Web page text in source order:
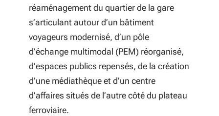
réaménagement du quartier de la gare
s’articulant autour d’un bâtiment
voyageurs modernisé, d’un pôle
d’échange multimodal (PEM) réorganisé,
d’espaces publics repensés, de la création
d’une médiathèque et d’un centre
d’affaires situés de l’autre côté du plateau
ferroviaire.